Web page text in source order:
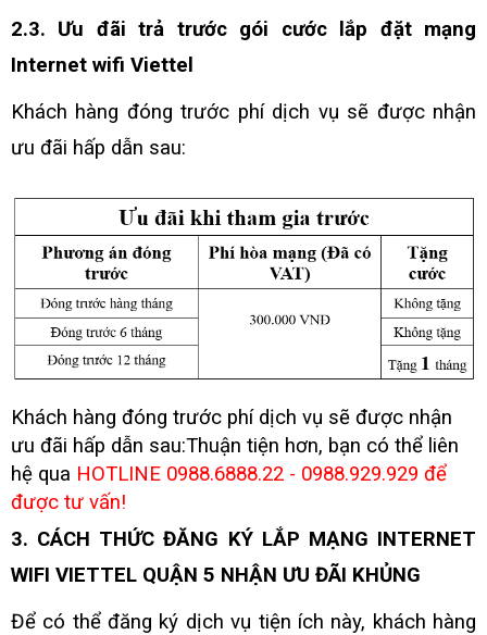
2.3. Ưu đãi trả trước gói cước lắp đặt mạng
Internet wifi Viettel
Khách hàng đóng trước phí dịch vụ sẽ được nhận
ưu đãi hấp dẫn sau:
Khách hàng đóng trước phí dịch vụ sẽ được nhận
ưu đãi hấp dẫn sau:Thuận tiện hơn, bạn có thể liên
hệ qua HOTLINE 0988.6888.22 - 0988.929.929 để
được tư vấn!
3. CÁCH THỨC ĐĂNG KÝ LẮP MẠNG INTERNET
WIFI VIETTEL QUẬN 5 NHẬN ƯU ĐÃI KHỦNG
Để có thể đăng ký dịch vụ tiện ích này, khách hàng